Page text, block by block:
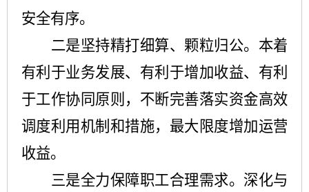
安全有序。
二是坚持精打细算、颗粒归公。本着
有利于业务发展、有利于增加收益、有利
于工作协同原则，不断完善落实资金高效
调度利用机制和措施，最大限度增加运营
收益。
三是全力保障职工合理需求。深化与